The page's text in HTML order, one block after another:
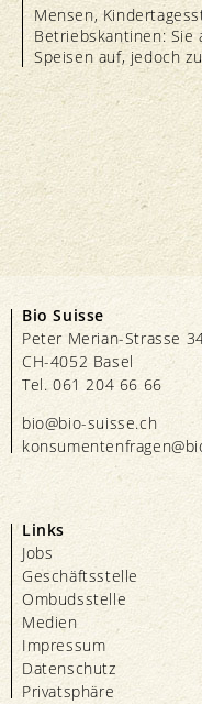
Mensen,
Betriebskantinen: Sie
Speisen auf, jedoch
Bio Suisse
Peter Merian-Strasse
CH-4052 Basel
Tel. 061 204 66 66
bio@bio-suisse.ch
Links
Jobs
Geschäftsstelle
Ombudsstelle
Medien
Impressum
Datenschutz
Privatsphäre